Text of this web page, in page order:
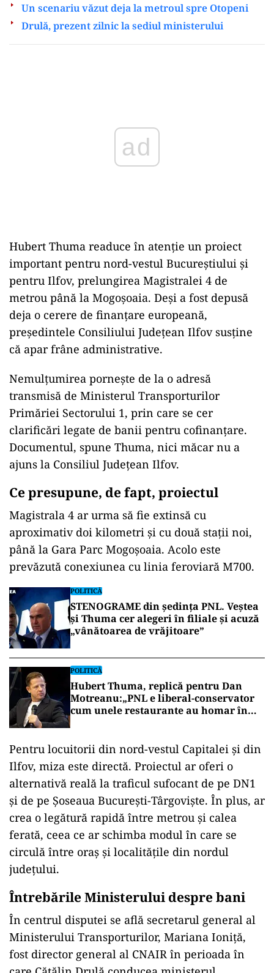
Un scenariu văzut deja la metroul spre Otopeni
Drulă, prezent zilnic la sediul ministerului
Hubert Thuma readuce în atenție un proiect
important pentru nord-vestul Bucureștiului și
pentru Ilfov, prelungirea Magistralei 4 de
metrou până la Mogoșoaia. Deși a fost depusă
deja o cerere de finanțare europeană,
președintele Consiliului Județean Ilfov susține
că apar frâne administrative.
Nemulțumirea pornește de la o adresă
transmisă de Ministerul Transporturilor
Primăriei Sectorului 1, prin care se cer
clarificări legate de banii pentru cofinanțare.
Documentul, spune Thuma, nici măcar nu a
ajuns la Consiliul Județean Ilfov.
Ce presupune, de fapt, proiectul
Magistrala 4 ar urma să fie extinsă cu
aproximativ doi kilometri și cu două stații noi,
până la Gara Parc Mogoșoaia. Acolo este
prevăzută conexiunea cu linia feroviară M700.
POLITICĂ
STENOGRAME din ședința PNL. Veștea
și Thuma cer alegeri în filiale și acuză
„vânătoarea de vrăjitoare”
POLITICĂ
Hubert Thuma, replică pentru Dan
Motreanu:„PNL e liberal-conservator
cum unele restaurante au homar în
Pentru locuitorii din nord-vestul Capitalei și din
Ilfov, miza este directă. Proiectul ar oferi o
alternativă reală la traficul sufocant de pe DN1
și de pe Șoseaua București-Târgoviște. În plus, ar
crea o legătură rapidă între metrou și calea
ferată, ceea ce ar schimba modul în care se
circulă între oraș și localitățile din nordul
județului.
Întrebările Ministerului despre bani
În centrul disputei se află secretarul general al
Ministerului Transporturilor, Mariana Ioniță,
fost director general al CNAIR în perioada în